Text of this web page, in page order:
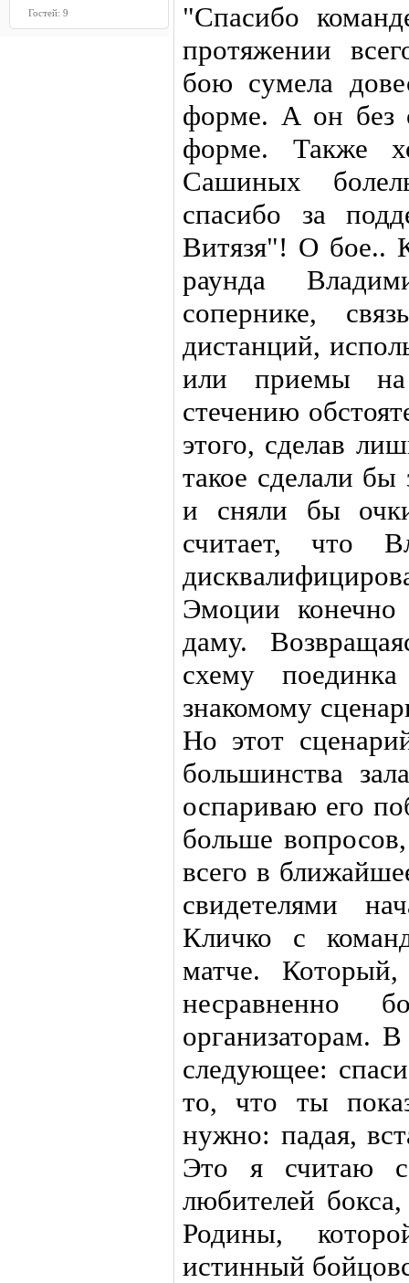
Гостей: 9
"Спасибо
протяжении
бою сумела
форме. А он без
форме. Также
Сашиных
спасибо за
Витязя"! О бое..
раунда
сопернике,
дистанций,
или приемы
стечению
этого, сделав
такое сделали
и сняли бы
считает, что
Эмоции
даму.
схему
знакомому
Но этот
большинства
оспариваю его
больше
всего в
свидетелями
Кличко с
матче. Который,
несравненно
организаторам.
следующее:
то, что ты
нужно: падая,
Это я считаю
любителей
Родины,
истинный